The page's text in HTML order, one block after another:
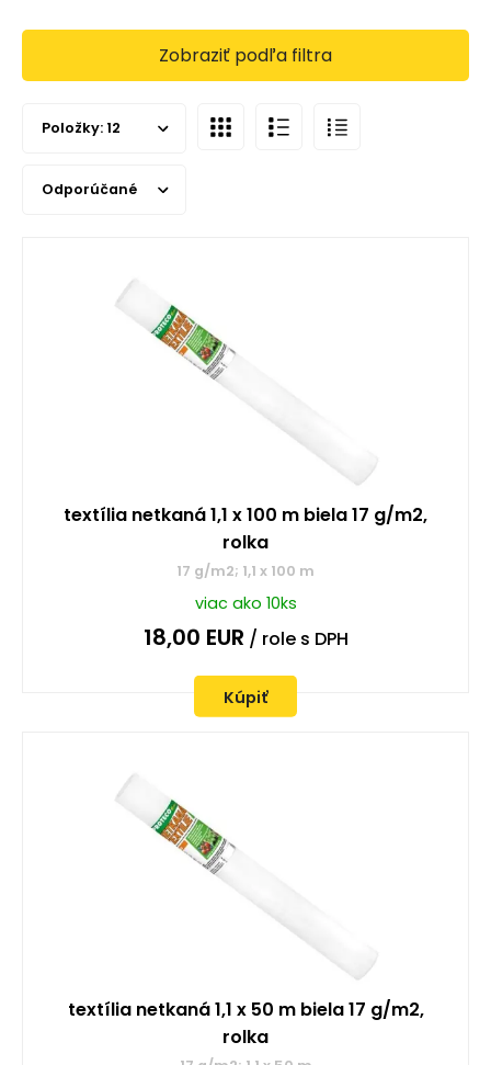
Zobraziť podľa filtra
Položky: 12
Odporúčané
textília netkaná 1,1 x 100 m biela 17 g/m2,
rolka
17 g/m2; 1,1 x 100 m
viac ako 10ks
18,00 EUR / role s DPH
Kúpiť
textília netkaná 1,1 x 50 m biela 17 g/m2,
rolka